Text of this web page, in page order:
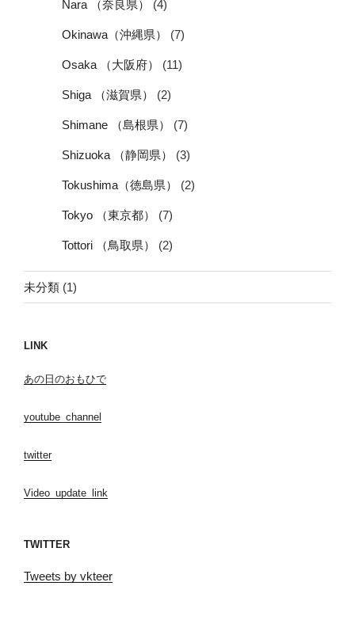
Nara （奈良県） (4)
Okinawa（沖縄県） (7)
Osaka （大阪府） (11)
Shiga （滋賀県） (2)
Shimane （島根県） (7)
Shizuoka （静岡県） (3)
Tokushima（徳島県） (2)
Tokyo （東京都） (7)
Tottori （鳥取県） (2)
未分類 (1)
LINK
あの日のおもひで
youtube_channel
twitter
Video_update_link
TWITTER
Tweets by vkteer